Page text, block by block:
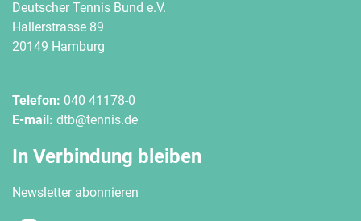
Deutscher Tennis Bund e.V.
Hallerstrasse 89
20149 Hamburg
Telefon: 040 41178-0
E-mail: dtb@tennis.de
In Verbindung bleiben
Newsletter abonnieren